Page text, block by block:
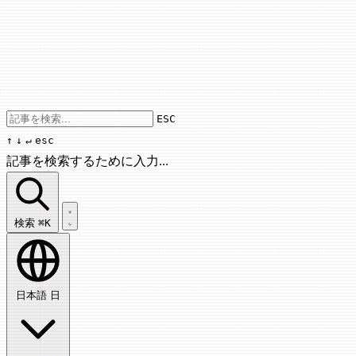
Use arrow keys to navigate results,
ESC
↑ ↓ ↵ esc
記事を検索するために入力...
記事を検索...
検索 ⌘K
日本語 日